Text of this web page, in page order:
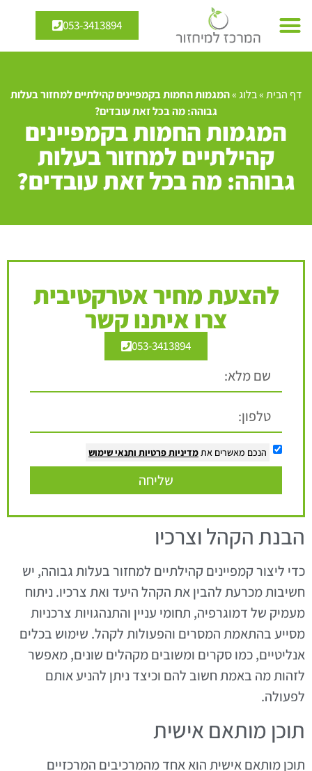
053-3413894
דף הבית»בלוג»המגמות החמות בקמפיינים קהילתיים למחזור בעלות
גבוהה: מה בכל זאת עובדים?
המגמות החמות בקמפיינים
קהילתיים למחזור בעלות
גבוהה: מה בכל זאת עובדים?
להצעת מחיר אטרקטיבית
צרו איתנו קשר
053-3413894
הנכם מאשרים את מדיניות פרטיות ותנאי שימוש
שליחה
הבנת הקהל וצרכיו
כדי ליצור קמפיינים קהילתיים למחזור בעלות גבוהה, יש
חשיבות מכרעת להבין את הקהל היעד ואת צרכיו. ניתוח
מעמיק של דמוגרפיה, תחומי עניין והתנהגויות צרכניות
מסייע בהתאמת המסרים והפעולות לקהל. שימוש בכלים
אנליטיים, כמו סקרים ומשובים מקהלים שונים, מאפשר
לזהות מה באמת חשוב להם וכיצד ניתן להניע אותם
לפעולה.
תוכן מותאם אישית
תוכן מותאם אישית הוא אחד מהמרכיבים המרכזיים